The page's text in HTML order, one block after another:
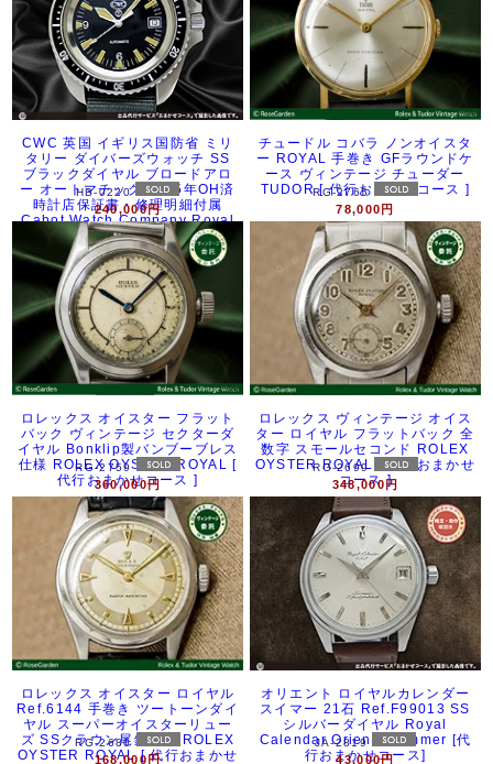
CWC 英国 イギリス国防省 ミリ
タリー ダイバーズウォッチ SS
ブラックダイヤル ブロードアロ
ー オートマチック 2025年OH済
時計店保証書・修理明細付属
Cabot Watch Company Royal
Navy [代行おまかせコース]
HB-0220
240,000円
チュードル コバラ ノンオイスタ
ー ROYAL 手巻き GFラウンドケ
ース ヴィンテージ チューダー
TUDOR [ 代行おまかせコース ]
RG-2765
78,000円
ロレックス オイスター フラット
バック ヴィンテージ セクターダ
イヤル Bonklip製バンブーブレス
仕様 ROLEX OYSTER ROYAL [
代行おまかせコース ]
RG-2759
360,000円
ロレックス ヴィンテージ オイス
ター ロイヤル フラットバック 全
数字 スモールセコンド ROLEX
OYSTER ROYAL [ 代行おまかせ
コース ]
RG-2699
348,000円
ロレックス オイスター ロイヤル
Ref.6144 手巻き ツートーンダイ
ヤル スーパーオイスターリュー
ズ SSクラウン尾錠付き ROLEX
OYSTER ROYAL [ 代行おまかせ
RG-2680
168,000円
オリエント ロイヤルカレンダー
スイマー 21石 Ref.F99013 SS
シルバーダイヤル Royal
Calendar Orient Swimmer [代
行おまかせコース]
JA-2819
43,000円